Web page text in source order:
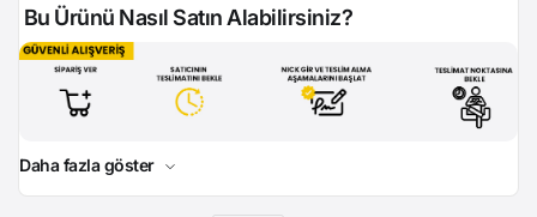
Bu Ürünü Nasıl Satın Alabilirsiniz?
Daha fazla göster